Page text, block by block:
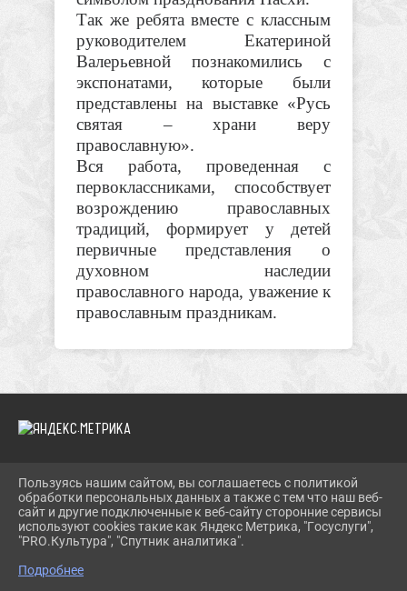
Так же ребята вместе с классным
руководителем Екатериной
Валерьевной познакомились с
экспонатами, которые были
представлены на выставке «Русь
святая – храни веру
православную».
Вся работа, проведенная с
первоклассниками, способствует
возрождению православных
традиций, формирует у детей
первичные представления о
духовном наследии
православного народа, уважение к
православным праздникам.
2026 Г. TROIMUZEI.RU
ВХОД
КАРТА САЙТА
ПОЛИТИКА ОБРАБОТКИ ПЕРСОНАЛЬНЫХ ДАННЫХ
СДЕЛАНО НА KUBCMS
Пользуясь нашим сайтом, вы соглашаетесь с политикой
обработки персональных данных а также с тем что наш веб-
сайт и другие подключенные к веб-сайту сторонние сервисы
используют cookies такие как Яндекс Метрика, "Госуслуги",
"PRO.Культура", "Спутник аналитика".
Подробнее